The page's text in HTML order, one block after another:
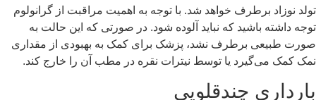
تولد نوزاد برطرف خواهد شد. با توجه به اهمیت مراقبت از گرانولوم
توجه داشته باشید که نباید آلوده شود. در صورتی که این حالت به
صورت طبیعی برطرف نشد، پزشک برای کمک به بهبودی از مقداری
نمک کمک می‌گیرد یا توسط نیترات نقره در مطب آن را خارج کند.
بارداری چندقلویی